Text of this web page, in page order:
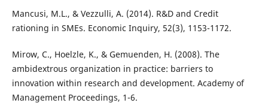
Mancusi, M.L., & Vezzulli, A. (2014). R&D and Credit
rationing in SMEs. Economic Inquiry, 52(3), 1153-1172.
Mirow, C., Hoelzle, K., & Gemuenden, H. (2008). The
ambidextrous organization in practice: barriers to
innovation within research and development. Academy of
Management Proceedings, 1-6.